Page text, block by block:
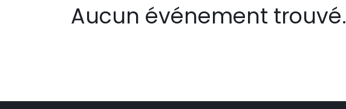
Aucun événement trouvé.